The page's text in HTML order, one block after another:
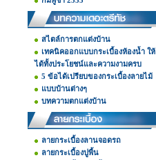
สไตล์การตกแต่งบ้าน
เทคนิคออกแบบกระเบื้องห้องน้ำ ให้
ได้ทั้งประโยชน์และความงามครบ
5 ข้อได้เปรียบของกระเบื้องลายไม้
แบบบ้านต่างๆ
บทความตกแต่งบ้าน
ลายกระเบื้องลานจอดรถ
ลายกระเบื้องปูพื้น